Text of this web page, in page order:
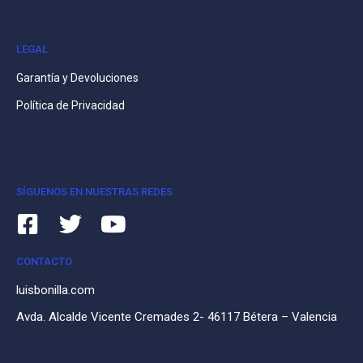
LEGAL
Garantía y Devoluciones
Política de Privacidad
SÍGUENOS EN NUESTRAS REDES
CONTACTO
luisbonilla.com
Avda. Alcalde Vicente Cremades 2- 46117 Bétera – Valencia